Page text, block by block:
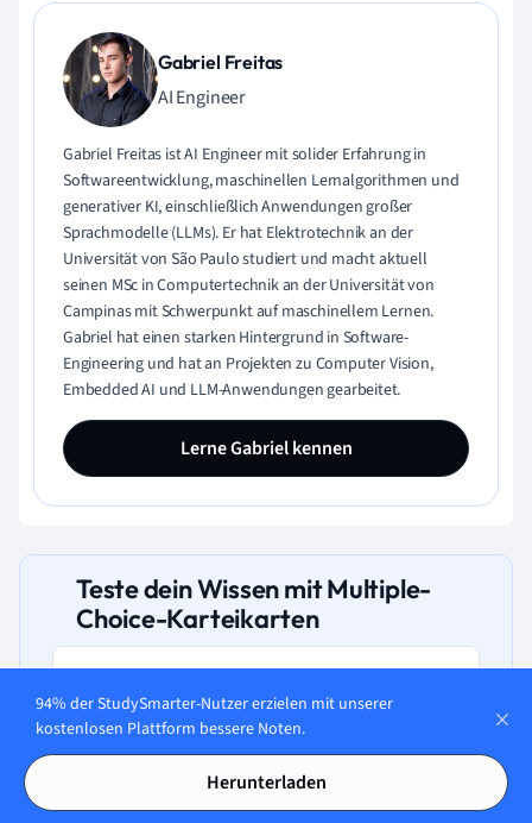
Gabriel Freitas
AI Engineer
Gabriel Freitas ist AI Engineer mit solider Erfahrung in
Softwareentwicklung, maschinellen Lernalgorithmen und
generativer KI, einschließlich Anwendungen großer
Sprachmodelle (LLMs). Er hat Elektrotechnik an der
Universität von São Paulo studiert und macht aktuell
seinen MSc in Computertechnik an der Universität von
Campinas mit Schwerpunkt auf maschinellem Lernen.
Gabriel hat einen starken Hintergrund in Software-
Engineering und hat an Projekten zu Computer Vision,
Embedded AI und LLM-Anwendungen gearbeitet.
Lerne Gabriel kennen
Teste dein Wissen mit Multiple-
Choice-Karteikarten
Wofür wird das
Gradientenverfahren in der
Logistik eingesetzt?
94% der StudySmarter-Nutzer erzielen mit unserer
kostenlosen Plattform bessere Noten.
Herunterladen